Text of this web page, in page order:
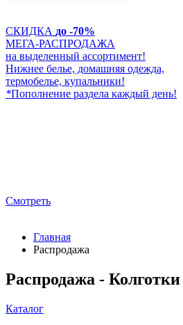
СКИДКА до -70%
МЕГА-РАСПРОДАЖА
на выделенный ассортимент!
Нижнее белье, домашняя одежда,
термобелье, купальники!
*Пополнение раздела каждый день!
Смотреть
Главная
Распродажа
Распродажа -
Каталог